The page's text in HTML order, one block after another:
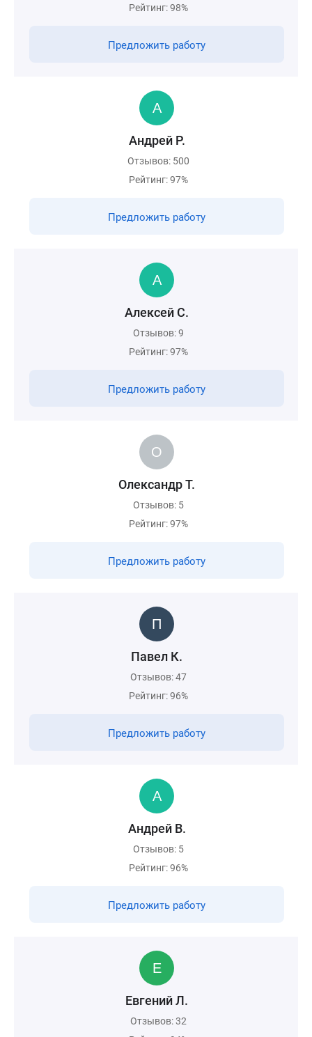
Рейтинг: 98%
Предложить работу
Андрей Р.
Отзывов: 500
Рейтинг: 97%
Предложить работу
Алексей С.
Отзывов: 9
Рейтинг: 97%
Предложить работу
Олександр Т.
Отзывов: 5
Рейтинг: 97%
Предложить работу
Павел К.
Отзывов: 47
Рейтинг: 96%
Предложить работу
Андрей В.
Отзывов: 5
Рейтинг: 96%
Предложить работу
Евгений Л.
Отзывов: 32